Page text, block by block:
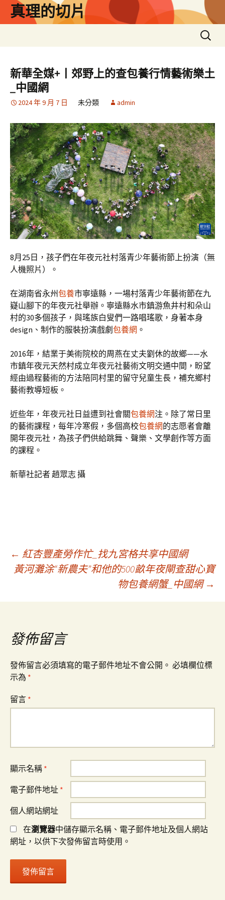
真理的切片
搜
尋
鍵
字:
新華全媒+丨郊野上的查包養行情藝術樂土
_中國網
2024 年 9 月 7 日 未分類 admin
8月25日，孩子們在年夜元社村落青少年藝術節上扮演（無
人機照片）。
在湖南省永州包養市寧遠縣，一場村落青少年藝術節在九
嶷山腳下的年夜元社舉辦。寧遠縣水市鎮游魚井村和朵山
村的30多個孩子，與瑤族白叟們一路唱瑤歌，身著本身
design、制作的服裝扮演戲劇 包養網 。
2016年，結業于美術院校的周燕在丈夫劉休的故鄉——水
市鎮年夜元天然村成立年夜元社藝術文明交通中間，盼望
經由過程藝術的方法陪同村里的留守兒童生長，補充鄉村
藝術教導短板。
近些年，年夜元社日益遭到社會關包養網注。除了常日里
的藝術課程，每年冷寒假，多個高校包養網的志愿者會離
開年夜元社，為孩子們供給跳舞、聲樂、文學創作等方面
的課程。
新華社記者 趙眾志 攝
文
導
覽
← 紅杏豐產勞作忙_找九宮格共享中國網
黃河灘涂“新農夫”和他的500畝年夜閘查甜心寶
物包養網蟹_中國網 →
發佈留言
發佈留言必須填寫的電子郵件地址不會公開。 必填欄位標
示為 *
留言 *
顯示名稱 *
電子郵件地址 *
個人網站網址
在瀏覽器中儲存顯示名稱、電子郵件地址及個人網站
網址，以供下次發佈留言時使用。